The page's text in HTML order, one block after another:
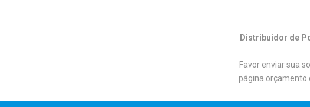
Distribuidor de
Favor enviar sua
página orçamento